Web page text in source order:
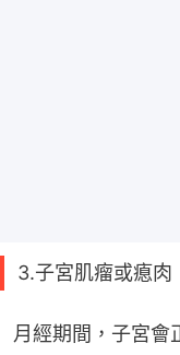
3.子宮肌瘤或瘜肉
月經期間，子宮會